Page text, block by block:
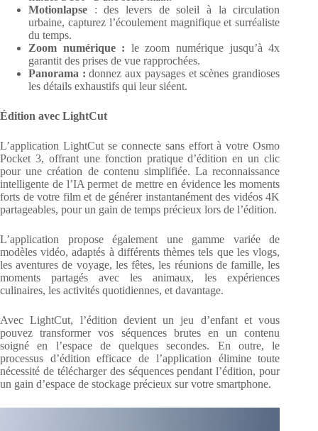
Motionlapse : des levers de soleil à la circulation
urbaine, capturez l’écoulement magnifique et surréaliste
du temps.
Zoom numérique : le zoom numérique jusqu’à 4x
garantit des prises de vue rapprochées.
Panorama : donnez aux paysages et scènes grandioses
les détails exhaustifs qui leur siéent.
Édition avec LightCut
L’application LightCut se connecte sans effort à votre Osmo
Pocket 3, offrant une fonction pratique d’édition en un clic
pour une création de contenu simplifiée. La reconnaissance
intelligente de l’IA permet de mettre en évidence les moments
forts de votre film et de générer instantanément des vidéos 4K
partageables, pour un gain de temps précieux lors de l’édition.
L’application propose également une gamme variée de
modèles vidéo, adaptés à différents thèmes tels que les vlogs,
les aventures de voyage, les fêtes, les réunions de famille, les
moments partagés avec les animaux, les expériences
culinaires, les activités quotidiennes, et davantage.
Avec LightCut, l’édition devient un jeu d’enfant et vous
pouvez transformer vos séquences brutes en un contenu
soigné en l’espace de quelques secondes. En outre, le
processus d’édition efficace de l’application élimine toute
nécessité de télécharger des séquences pendant l’édition, pour
un gain d’espace de stockage précieux sur votre smartphone.